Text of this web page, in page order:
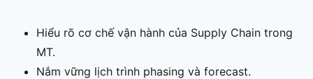
Hiểu rõ cơ chế vận hành của Supply Chain trong
MT.
Nắm vững lịch trình phasing và forecast.